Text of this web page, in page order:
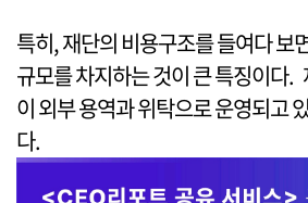
특히, 재단의 비용구조를 들여다 보
규모를 차지하는 것이 큰 특징이다.
이 외부 용역과 위탁으로 운영되고
다.